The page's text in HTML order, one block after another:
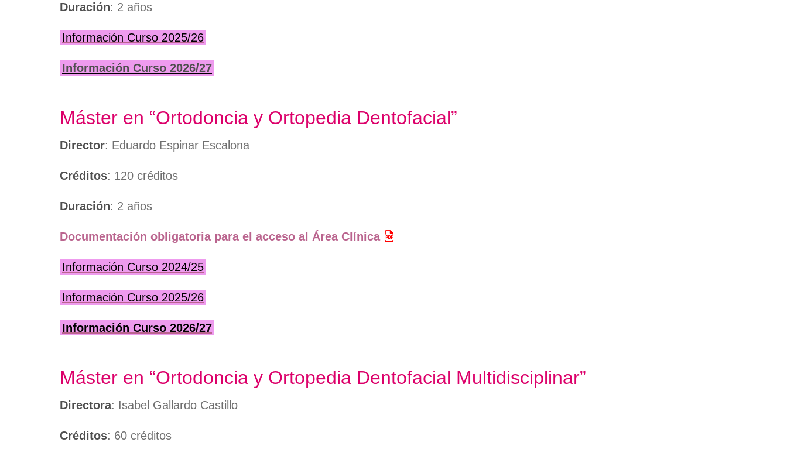
Duración: 2 años
Información Curso 2025/26
Información Curso 2026/27
Máster en “Ortodoncia y Ortopedia Dentofacial”
Director: Eduardo Espinar Escalona
Créditos: 120 créditos
Duración: 2 años
Documentación obligatoria para el acceso al Área Clínica
Información Curso 2024/25
Información Curso 2025/26
Información Curso 2026/27
Máster en “Ortodoncia y Ortopedia Dentofacial Multidisciplinar”
Directora: Isabel Gallardo Castillo
Créditos: 60 créditos